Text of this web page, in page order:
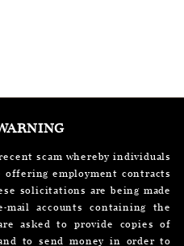
scam whereby individuals
employment contracts
solicitations are being made
mail accounts containing the
asked to provide copies of
to send money in order to